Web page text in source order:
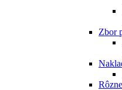
Zbor
Rôzne